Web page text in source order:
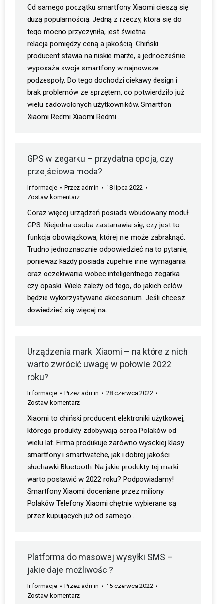
Od samego początku smartfony Xiaomi cieszą się
dużą popularnością. Jedną z rzeczy, która się do
tego mocno przyczyniła, jest świetna
relacja pomiędzy ceną a jakością. Chiński
producent stawia na niskie marże, a jednocześnie
wyposaża swoje smartfony w najnowsze
podzespoły. Do tego dochodzi ciekawy design i
brak problemów ze sprzętem, co potwierdziło już
wielu zadowolonych użytkowników. Smartfon
Xiaomi Redmi Xiaomi Redmi…
GPS w zegarku – przydatna opcja, czy
przejściowa moda?
Informacje Przez admin
18 lipca 2022
Zostaw komentarz
Coraz więcej urządzeń posiada wbudowany moduł
GPS. Niejedna osoba zastanawia się, czy jest to
funkcja obowiązkowa, której nie może zabraknąć.
Trudno jednoznacznie odpowiedzieć na to pytanie,
ponieważ każdy posiada zupełnie inne wymagania
oraz oczekiwania wobec inteligentnego zegarka
czy opaski. Wiele zależy od tego, do jakich celów
będzie wykorzystywane akcesorium. Jeśli chcesz
dowiedzieć się więcej na…
Urządzenia marki Xiaomi – na które z nich
warto zwrócić uwagę w połowie 2022
roku?
Informacje Przez admin
28 czerwca 2022
Zostaw komentarz
Xiaomi to chiński producent elektroniki użytkowej,
którego produkty zdobywają serca Polaków od
wielu lat. Firma produkuje zarówno wysokiej klasy
smartfony i smartwatche, jak i dobrej jakości
słuchawki Bluetooth. Na jakie produkty tej marki
warto postawić w 2022 roku? Podpowiadamy!
Smartfony Xiaomi doceniane przez miliony
Polaków Telefony Xiaomi chętnie wybierane są
przez kupujących już od samego…
Platforma do masowej wysyłki SMS –
jakie daje możliwości?
Informacje Przez admin
15 czerwca 2022
Zostaw komentarz